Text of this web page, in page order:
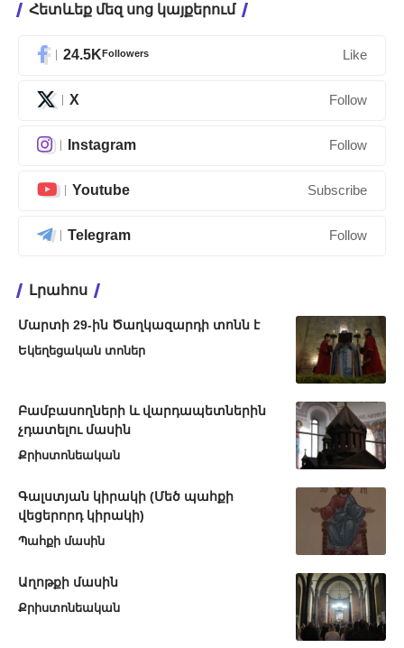
Հետևեք մեզ սոց կայքերում
24.5KFollowers Like
X Follow
Instagram Follow
Youtube Subscribe
Telegram Follow
Լրահոս
Մարտի 29-ին Ծաղկազարդի տոնն է
Եկեղեցական տոներ
Բամբասողների և վարդապետներին
չդատելու մասին
Քրիստոնեական
Գալստյան կիրակի (Մեծ պահքի
վեցերորդ կիրակի)
Պահքի մասին
Աղոթքի մասին
Քրիստոնեական